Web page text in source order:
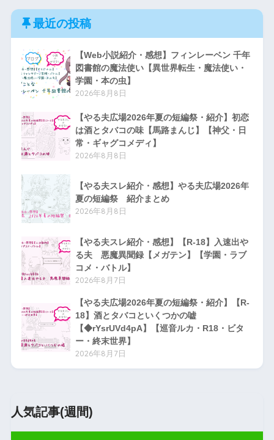
最近の投稿
【Web小説紹介・感想】フィンレーベン 千年
図書館の魔法使い【異世界転生・魔法使い・
学園・本の虫】
2026年8月8日
【やる夫広場2026年夏の短編祭・紹介】初恋
は酒とタバコの味【馬路まんじ】【神父・日
常・ギャグコメディ】
2026年8月8日
【やる夫スレ紹介・感想】やる夫広場2026年
夏の短編祭 紹介まとめ
2026年8月8日
【やる夫スレ紹介・感想】【R-18】入速出や
る夫 悪魔異聞録【メガテン】【学園・ラブ
コメ・バトル】
2026年8月7日
【やる夫広場2026年夏の短編祭・紹介】【R-
18】酒とタバコといくつかの嘘
【◆rYsrUVd4pA】【巡音ルカ・R18・ビタ
ー・終末世界】
2026年8月7日
人気記事(週間)